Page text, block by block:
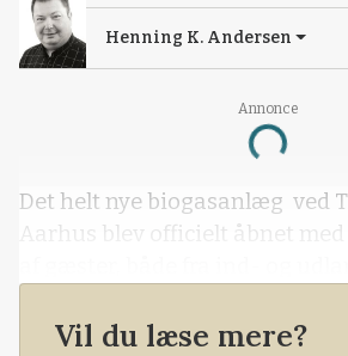
Annonce
Loading...
Henning K. Andersen
Det helt nye biogasanlæg ved
Aarhus blev officielt åbnet
Vil du læse mere?